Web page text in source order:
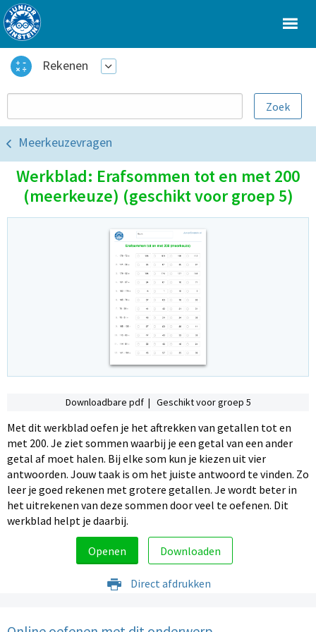
Rekenen
Meerkeuzevragen
Werkblad: Erafsommen tot en met 200
(meerkeuze) (geschikt voor groep 5)
Downloadbare pdf | Geschikt voor groep 5
Met dit werkblad oefen je het aftrekken van getallen tot en
met 200. Je ziet sommen waarbij je een getal van een ander
getal af moet halen. Bij elke som kun je kiezen uit vier
antwoorden. Jouw taak is om het juiste antwoord te vinden. Zo
leer je goed rekenen met grotere getallen. Je wordt beter in
het uitrekenen van deze sommen door veel te oefenen. Dit
werkblad helpt je daarbij.
Openen Downloaden
Direct afdrukken